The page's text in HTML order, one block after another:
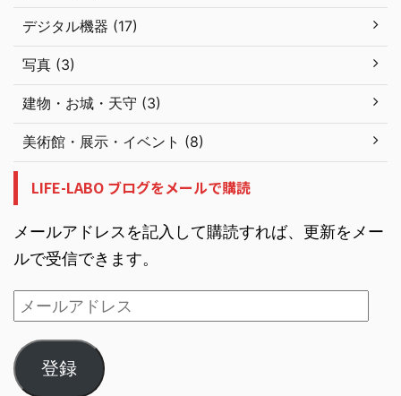
デジタル機器 (17)
写真 (3)
建物・お城・天守 (3)
美術館・展示・イベント (8)
LIFE-LABO ブログをメールで購読
メールアドレスを記入して購読すれば、更新をメー
ルで受信できます。
登録